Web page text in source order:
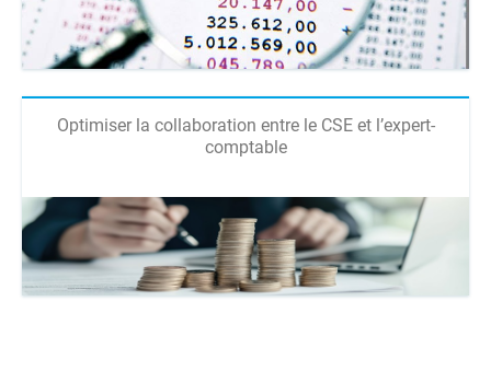
Optimiser la collaboration entre le CSE et l’expert-
comptable